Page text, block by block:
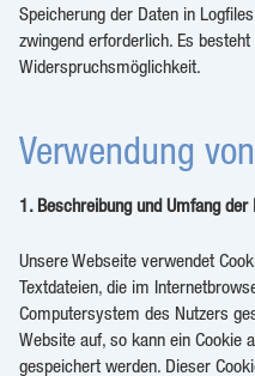
Speicherung der Daten in
zwingend erforderlich. Es
Widerspruchsmöglichkeit.
Verwendung
1. Beschreibung und Umfang der
Unsere Webseite verwendet
Textdateien, die im
Computersystem des Nutzers
Website auf, so kann ein Cookie
gespeichert werden. Dieser